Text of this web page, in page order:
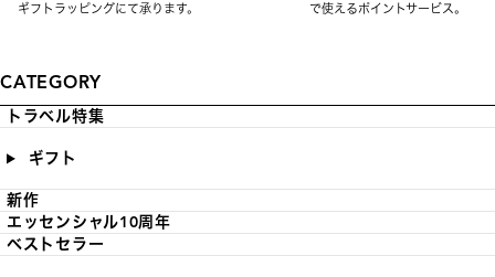
ギフトラッピングにて承ります。
で使えるポイントサービス。
CATEGORY
トラベル特集
ギフト
新作
エッセンシャル10周年
ベストセラー